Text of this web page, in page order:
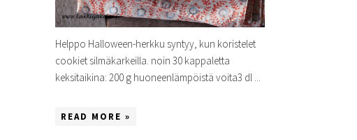
Helppo Halloween-herkku syntyy, kun koristelet
cookiet silmäkarkeilla. noin 30 kappaletta
keksitaikina: 200 g huoneenlämpöistä voita3 dl ...
READ MORE »